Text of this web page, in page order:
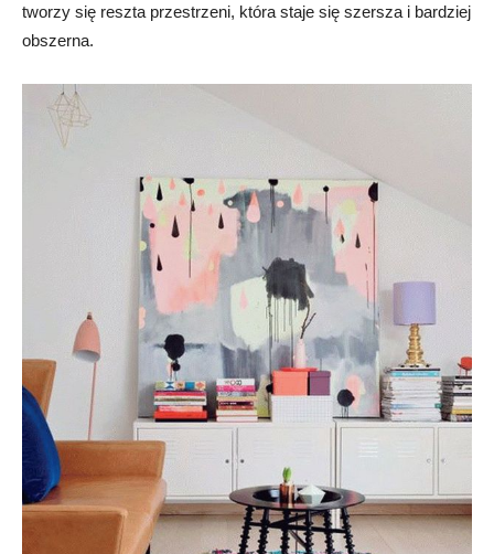
tworzy się reszta przestrzeni, która staje się szersza i bardziej
obszerna.